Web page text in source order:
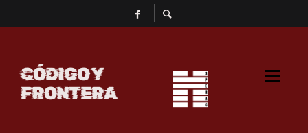
CÓDIGO Y
FRONTERA